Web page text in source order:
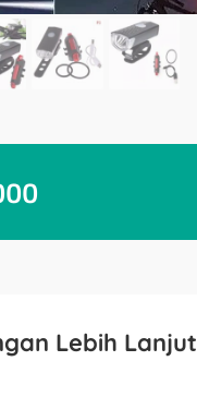
Lebih Lanjut